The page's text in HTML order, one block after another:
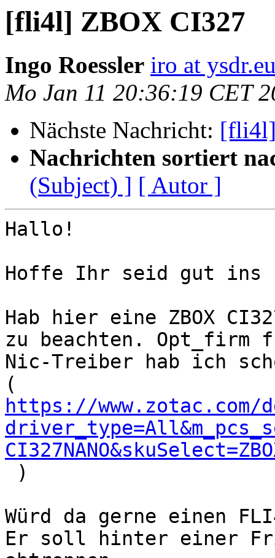
[fli4l] ZBOX CI327
Ingo Roessler iro at
Mo Jan 11 20:36:19 CET
Nächste Nachricht:
Nachrichten sortiert
(Subject) ] [ Autor ]
Hallo!
Hoffe Ihr seid gut ins
Hab hier eine ZBOX
zu beachten. Opt_firm
Nic-Treiber hab ich
https://www.zotac.com/
Würd da gerne einen
Er soll hinter einer